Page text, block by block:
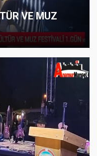
VE MUZ